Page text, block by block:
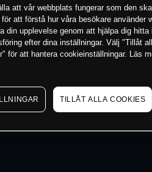
att vår webbplats fungerar som den
att förstå hur våra besökare använder
din upplevelse genom att hjälpa dig hitta
efter dina inställningar. Välj "Tillåt
för att hantera cookieinställningar. Läs
TILLÅT ALLA COOKIES